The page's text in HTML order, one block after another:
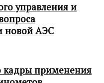
управления и
новой АЭС
кадры применения